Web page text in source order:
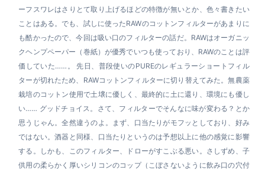
ーフスワレはさりとて取り上げるほどの特徴が無いとか、色々書きたい
ことはある。でも、試しに使ったRAWのコットンフィルターがあまりに
も酷かったので、今回は吸い口のフィルターの話だ。RAWはオーガニッ
クヘンプペーパー（巻紙）が優秀でいつも使っており、RAWのことは評
価していた……。 先日、普段使いのPUREのレギュラーショートフィル
ターが切れたため、RAWコットンフィルターに切り替えてみた。無農薬
栽培のコットン使用で土壌に優しく、最終的に土に還り、環境にも優し
い…… グッドチョイス。さて、フィルターでそんなに味が変わる？とか
思うじゃん。全然違うのよ。まず、口当たりがモフッとしており、好み
ではない。酒器と同様、口当たりというのは予想以上に他の感覚に影響
する。しかも、このフィルター、ドローがすこぶる悪い。さしずめ、子
供用の柔らかく厚いシリコンのコップ（こぼさないように飲み口の穴付